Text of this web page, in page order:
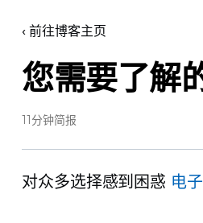
‹ 前往博客主页
您需要了解
11分钟简报
对众多选择感到困惑 电